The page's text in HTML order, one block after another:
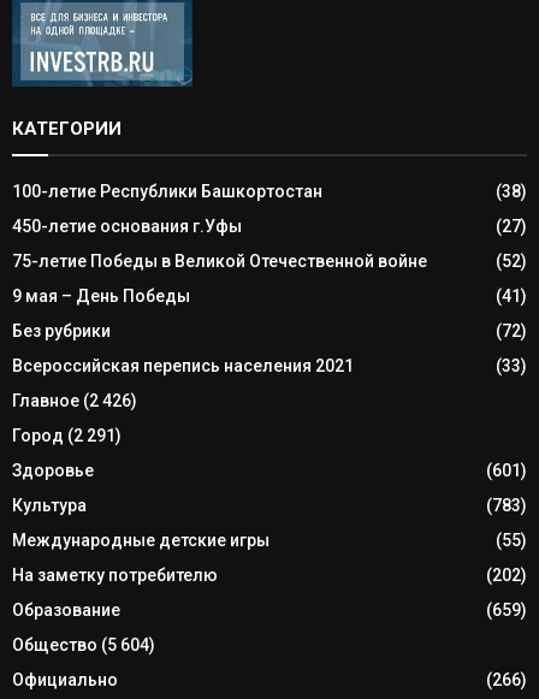
КАТЕГОРИИ
100-летие Республики Башкортостан
(38)
450-летие основания г.Уфы
(27)
75-летие Победы в Великой Отечественной войне
(52)
9 мая – День Победы
(41)
Без рубрики
(72)
Всероссийская перепись населения 2021
(33)
Главное (2 426)
Город (2 291)
Здоровье
(601)
Культура
(783)
Международные детские игры
(55)
На заметку потребителю
(202)
Образование
(659)
Общество (5 604)
Официально
(266)